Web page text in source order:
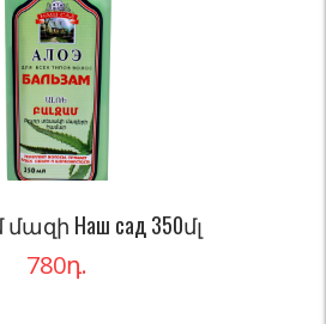
Наш сад 350մլ
780դ.